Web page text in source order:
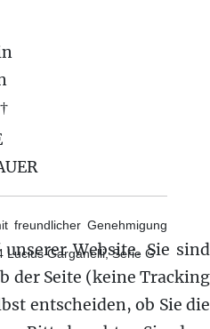
freundlicher Genehmigung
Garganelli, Serie G
Website. Sie sind
der Seite (keine Tracking
entscheiden, ob Sie die